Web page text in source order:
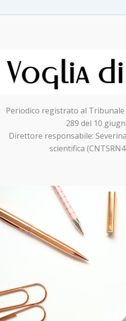
Periodico registrato al
289 del 10
Direttore responsabile:
scientifica